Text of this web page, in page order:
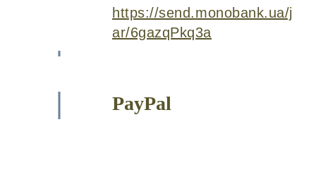
https://send.monobank.ua/j
ar/6gazqPkq3a
PayPal